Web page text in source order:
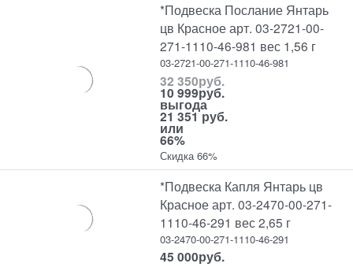
*Подвеска Послание Янтарь
цв Красное арт. 03-2721-00-
271-1110-46-981 вес 1,56 г
03-2721-00-271-1110-46-981
32 350руб.
10 999руб.
выгода
21 351 руб.
или
66%
Скидка 66%
*Подвеска Капля Янтарь цв
Красное арт. 03-2470-00-271-
1110-46-291 вес 2,65 г
03-2470-00-271-1110-46-291
45 000руб.